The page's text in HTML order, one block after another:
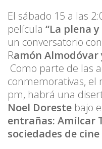
El sábado 15 a las
película “La plena
un conversatorio con
Ramón Almodóvar
Como parte de las
conmemorativas, el
pm, habrá una
Noel Doreste bajo
entrañas: Amílcar
sociedades de